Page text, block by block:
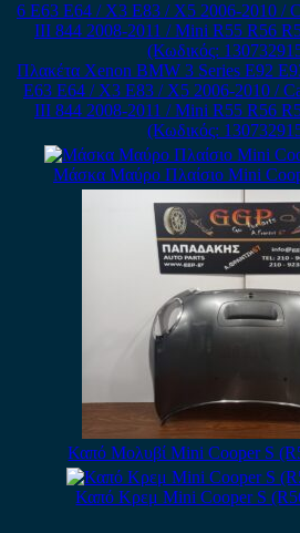
Πλακέτα Xenon BMW 3 Series E92
E63 E64 / X3 E83 / X5 2006-2010 /
III 844 2008-2011 / Mini R55 R56
(Κωδικός:
Μάσκα Μαύρο Πλαίσιο Mini
Καπό Μολυβί Mini Cooper S
Καπό Κρεμ Mini Cooper S